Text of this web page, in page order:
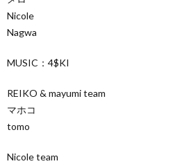
Nicole
Nagwa
MUSIC：4$KI
REIKO & mayumi team
マホコ
tomo
Nicole team